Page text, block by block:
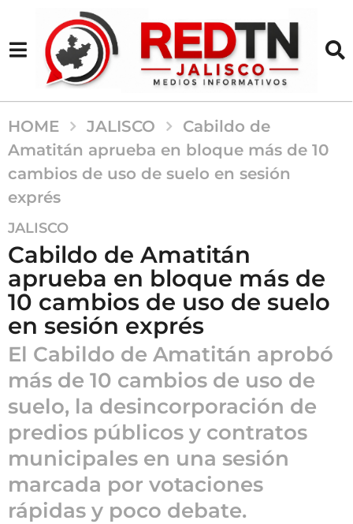
HOME JALISCO
Cabildo de
Amatitán aprueba en bloque más de 10
cambios de uso de suelo en sesión
exprés
7
m
e
s
e
s
a
g
o
m
e
s
e
s
a
JALISCO
Cabildo de Amatitán
aprueba en bloque más de
10 cambios de uso de suelo
en sesión exprés
El Cabildo de Amatitán aprobó
más de 10 cambios de uso de
suelo, la desincorporación de
predios públicos y contratos
municipales en una sesión
marcada por votaciones
rápidas y poco debate.